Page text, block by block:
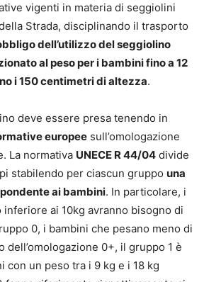
vigenti in materia di seggiolini
Strada, disciplinando il trasporto
dell’utilizzo del seggiolino
al peso per i bambini fino a 12
i 150 centimetri di altezza.
deve essere presa tenendo in
europee sull’omologazione
La normativa UNECE R 44/04 divide
stabilendo per ciascun gruppo una
ai bambini. In particolare, i
inferiore ai 10kg avranno bisogno di
0, i bambini che pesano meno di
dell’omologazione 0+, il gruppo 1 è
con un peso tra i 9 kg e i 18 kg